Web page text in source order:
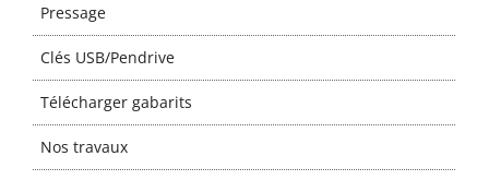
Pressage
Clés USB/Pendrive
Télécharger gabarits
Nos travaux